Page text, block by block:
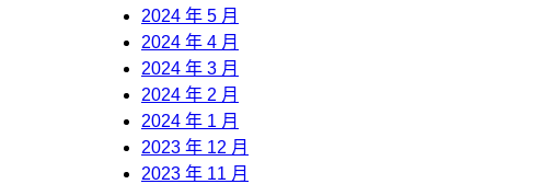
2024 年 5 月
2024 年 4 月
2024 年 3 月
2024 年 2 月
2024 年 1 月
2023 年 12 月
2023 年 11 月